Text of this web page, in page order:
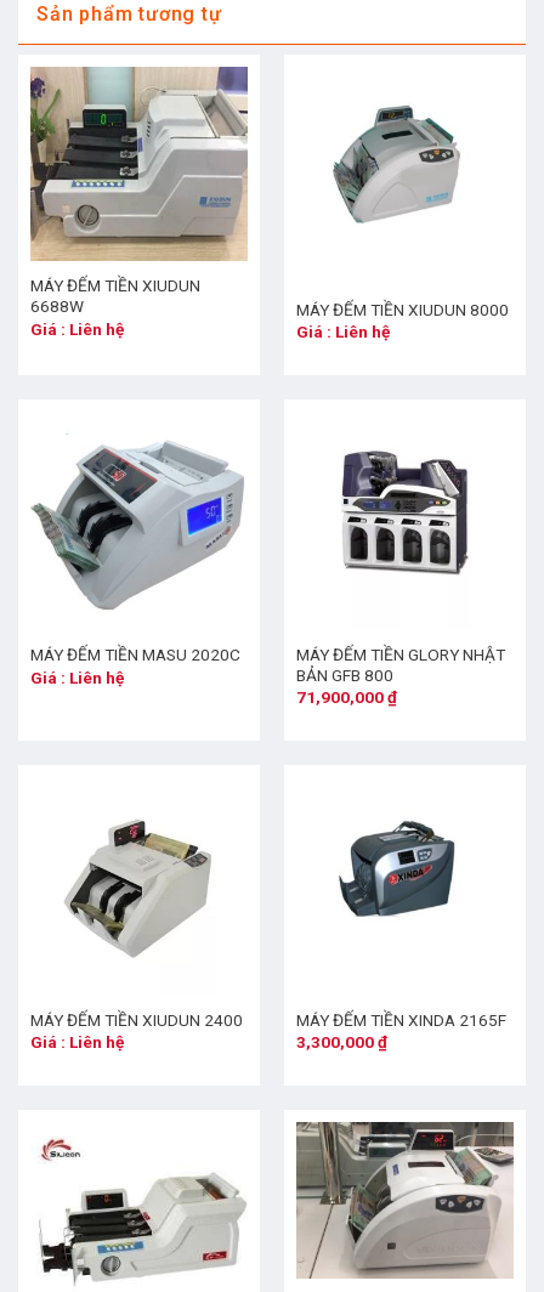
Sản phẩm tương tự
MÁY ĐẾM TIỀN XIUDUN
6688W
Giá : Liên hệ
MÁY ĐẾM TIỀN XIUDUN 8000
Giá : Liên hệ
MÁY ĐẾM TIỀN MASU 2020C
Giá : Liên hệ
MÁY ĐẾM TIỀN GLORY NHẬT
BẢN GFB 800
71,900,000₫
MÁY ĐẾM TIỀN XIUDUN 2400
Giá : Liên hệ
MÁY ĐẾM TIỀN XINDA 2165F
3,300,000₫